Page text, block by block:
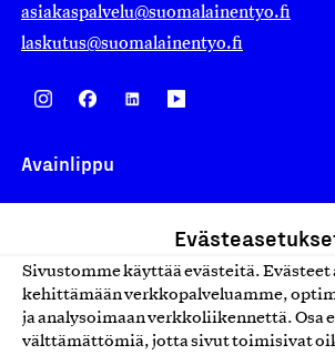
Sivustomme käyttää evästeitä.
kehittämään verkkopalveluamme,
ja analysoimaan verkkoliikennettä. Osa
välttämättömiä, jotta sivut toimisivat
asiakaspalvelu@suomalainentyo.fi
laskutus@suomalainentyo.fi
Avainlippu
Design From Finland